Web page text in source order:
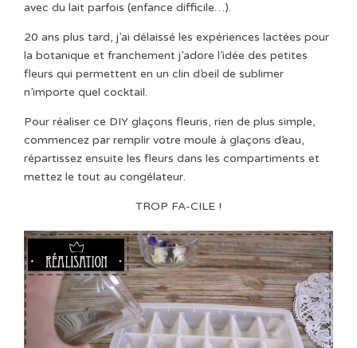
avec du lait parfois (enfance difficile…).
20 ans plus tard, j’ai délaissé les expériences lactées pour
la botanique et franchement j’adore l’idée des petites
fleurs qui permettent en un clin d’oeil de sublimer
n’importe quel cocktail.
Pour réaliser ce DIY glaçons fleuris, rien de plus simple,
commencez par remplir votre moule à glaçons d’eau,
répartissez ensuite les fleurs dans les compartiments et
mettez le tout au congélateur.
TROP FA-CILE !